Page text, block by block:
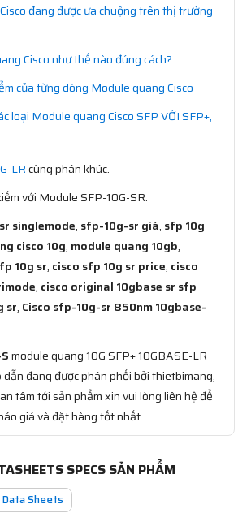
đang được ưa chuộng trên thị trường
Cisco như thế nào đúng cách?
của từng dòng Module quang Cisco
loại Module quang Cisco SFP VỚI SFP+,
LRcùng phân khúc.
với Module SFP-10G-SR:
singlemode, sfp-10g-sr giá, sfp 10g
cisco 10g, module quang 10gb,
10g sr, cisco sfp 10g sr price, cisco
, cisco original 10gbase sr sfp
sr, Cisco sfp-10g-sr 850nm 10gbase-
module quang 10G SFP+ 10GBASE-LR
dẫn đang được phân phối bởi thietbimang,
tâm tới sản phẩm xin vui lòng liên hệ để
giá và đặt hàng tốt nhất.
SPECS SẢN PHẨM
Data Sheets